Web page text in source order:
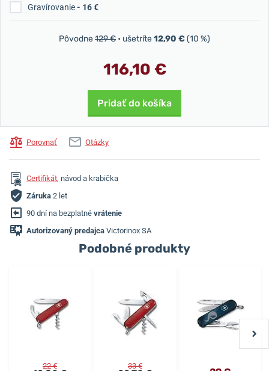
Gravírovanie- 16 €
Pôvodne129 € • ušetríte12,90 €(10 %)
116,10 €
Pridať do košíka
Porovnať Otázky
Certifikát, návod a krabička
Záruka 2 let
90 dní na bezplatné vrátenie
Autorizovaný predajca Victorinox SA
Podobné produkty
22 € 33 €